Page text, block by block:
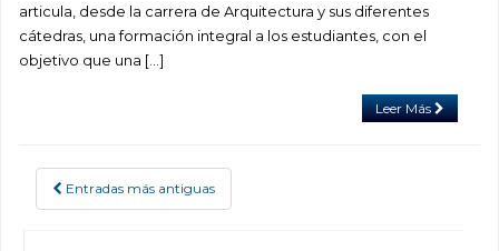
articula, desde la carrera de Arquitectura y sus diferentes
cátedras, una formación integral a los estudiantes, con el
objetivo que una […]
Leer Más
POSTS NAVIGATION
Entradas más antiguas